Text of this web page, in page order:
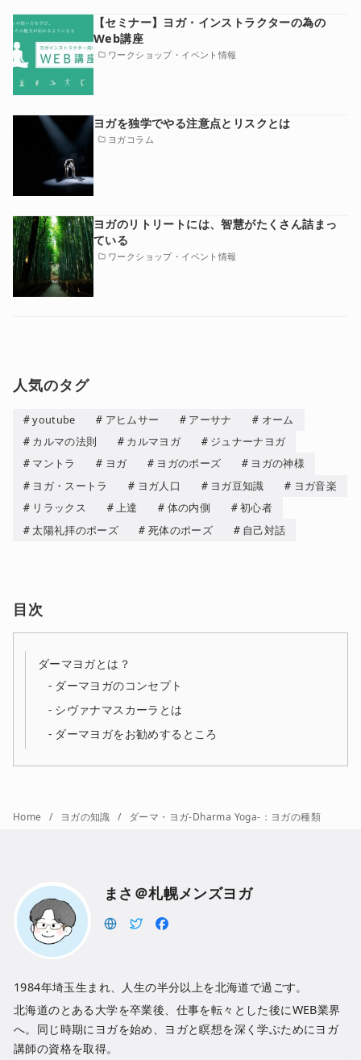
ワークショップ・イベント情報
【セミナー】ヨガ・インストラクターの為の
Web講座
ヨガコラム
ヨガを独学でやる注意点とリスクとは
ワークショップ・イベント情報
ヨガのリトリートには、智慧がたくさん詰まっ
ている
人気のタグ
youtube アヒムサー アーサナ
オーム
カルマの法則
カルマヨガ
ジュナーナヨガ
マントラ
ヨガ ヨガのポーズ
ヨガの神様
ヨガ・スートラ
ヨガ人口 ヨガ豆知識
ヨガ音楽
リラックス
上達 体の内側
初心者
太陽礼拝のポーズ
死体のポーズ 自己対話
目次
ダーマヨガとは？
ダーマヨガのコンセプト
シヴァナマスカーラとは
ダーマヨガをお勧めするところ
Home ヨガの知識 ダーマ・ヨガ-Dharma Yoga-：ヨガの種類
まさ＠札幌メンズヨガ
1984年埼玉生まれ、人生の半分以上を北海道で過ごす。
北海道のとある大学を卒業後、仕事を転々とした後にWEB業界
へ。同じ時期にヨガを始め、ヨガと瞑想を深く学ぶためにヨガ
講師の資格を取得。